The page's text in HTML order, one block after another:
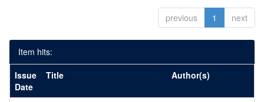
previous 1 next
Item hits:
Issue
Date
Title Author(s)